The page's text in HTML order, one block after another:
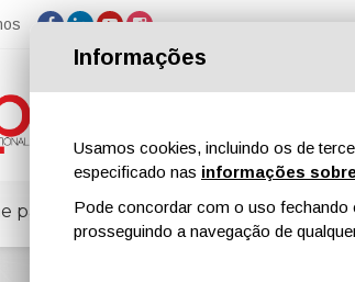
page ipcmPedia Notícias
Informações
Usamos cookies, incluindo os de
especificado nas informações
Pode concordar com o uso fechando
prosseguindo a navegação de